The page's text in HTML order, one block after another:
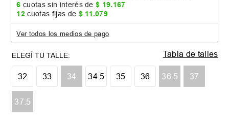
6 cuotas sin interés de$ 19.167
12 cuotas fijas de $ 11.079
Ver todos los medios de pago
32 33 34 34.5 35 36 36.5 37
37.5
Tabla de talles